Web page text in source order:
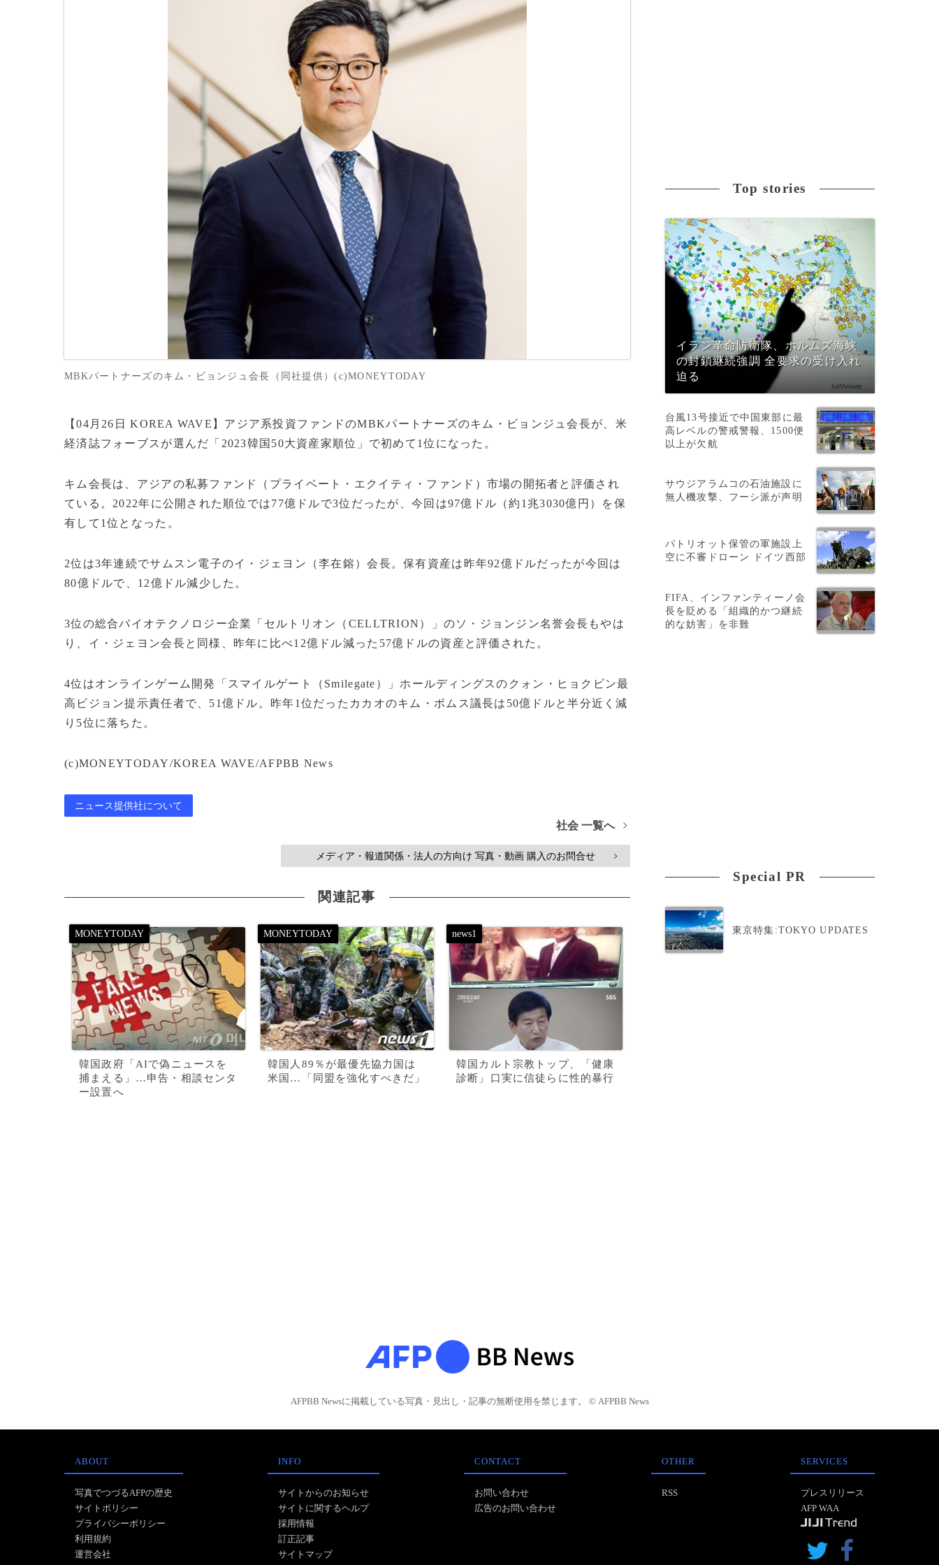
MBKパートナーズのキム・ビョンジュ会長（同社提供）(c)MONEYTODAY
【04月26日 KOREA WAVE】アジア系投資ファンドのMBKパートナーズのキム・ビョンジュ会長が、米
経済誌フォーブスが選んだ「2023韓国50大資産家順位」で初めて1位になった。
キム会長は、アジアの私募ファンド（プライベート・エクイティ・ファンド）市場の開拓者と評価され
ている。2022年に公開された順位では77億ドルで3位だったが、今回は97億ドル（約1兆3030億円）を保
有して1位となった。
2位は3年連続でサムスン電子のイ・ジェヨン（李在鎔）会長。保有資産は昨年92億ドルだったが今回は
80億ドルで、12億ドル減少した。
3位の総合バイオテクノロジー企業「セルトリオン（CELLTRION）」のソ・ジョンジン名誉会長もやは
り、イ・ジェヨン会長と同様、昨年に比べ12億ドル減った57億ドルの資産と評価された。
4位はオンラインゲーム開発「スマイルゲート（Smilegate）」ホールディングスのクォン・ヒョクビン最
高ビジョン提示責任者で、51億ドル。昨年1位だったカカオのキム・ボムス議長は50億ドルと半分近く減
り5位に落ちた。
(c)MONEYTODAY/KOREA WAVE/AFPBB News
ニュース提供社について
社会 一覧へ >
メディア・報道関係・法人の方向け 写真・動画 購入のお問合せ >
関連記事
韓国政府「AIで偽ニュースを
捕まえる」…申告・相談センタ
ー設置へ
韓国人89％が最優先協力国は
米国…「同盟を強化すべきだ」
韓国カルト宗教トップ、「健康
診断」口実に信徒らに性的暴行
Top stories
イラン革命防衛隊、ホルムズ海峡
の封鎖継続強調 全要求の受け入れ
迫る
台風13号接近で中国東部に最
高レベルの警戒警報、1500便
以上が欠航
サウジアラムコの石油施設に
無人機攻撃、フーシ派が声明
パトリオット保管の軍施設上
空に不審ドローン ドイツ西部
FIFA、インファンティーノ会
長を貶める「組織的かつ継続
的な妨害」を非難
Special PR
東京特集:TOKYO UPDATES
AFPBB Newsに掲載している写真・見出し・記事の無断使用を禁じます。 © AFPBB News
ABOUT
写真でつづるAFPの歴史
サイトポリシー
プライバシーポリシー
利用規約
運営会社
INFO
サイトからのお知らせ
サイトに関するヘルプ
採用情報
訂正記事
サイトマップ
CONTACT
お問い合わせ
広告のお問い合わせ
OTHER
RSS
SERVICES
プレスリリース
AFP WAA